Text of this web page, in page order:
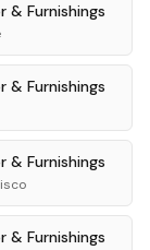
& Furnishings
& Furnishings
& Furnishings
& Furnishings